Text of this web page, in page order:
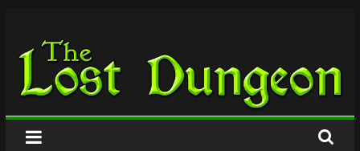
springen
The
Lost
Dungeon